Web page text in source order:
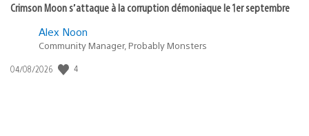
Crimson Moon s’attaque à la corruption démoniaque le 1er septembre
Alex Noon
Community Manager, Probably Monsters
Date
04/08/2026 4